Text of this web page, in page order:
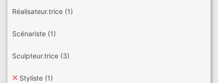
Réalisateur.trice (1)
Scénariste (1)
Sculpteur.trice (3)
Styliste (1)